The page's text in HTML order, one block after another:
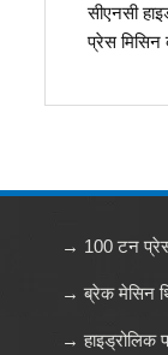
सीएनसी
प्रेस मिसिन
→ 100 टन
→ ब्रेक मेसिन
→ हाइड्रोलिक